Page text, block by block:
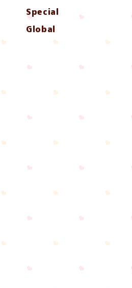
Special
Global